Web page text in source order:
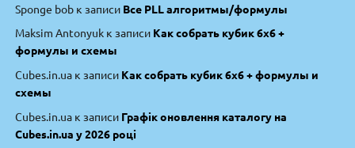
Sponge bob к записи Все PLL алгоритмы/формулы
Maksim Antonyuk к записи Как собрать кубик 6х6 +
формулы и схемы
Cubes.in.ua к записи Как собрать кубик 6х6 + формулы и
схемы
Cubes.in.ua к записи Графік оновлення каталогу на
Cubes.in.ua у 2026 році